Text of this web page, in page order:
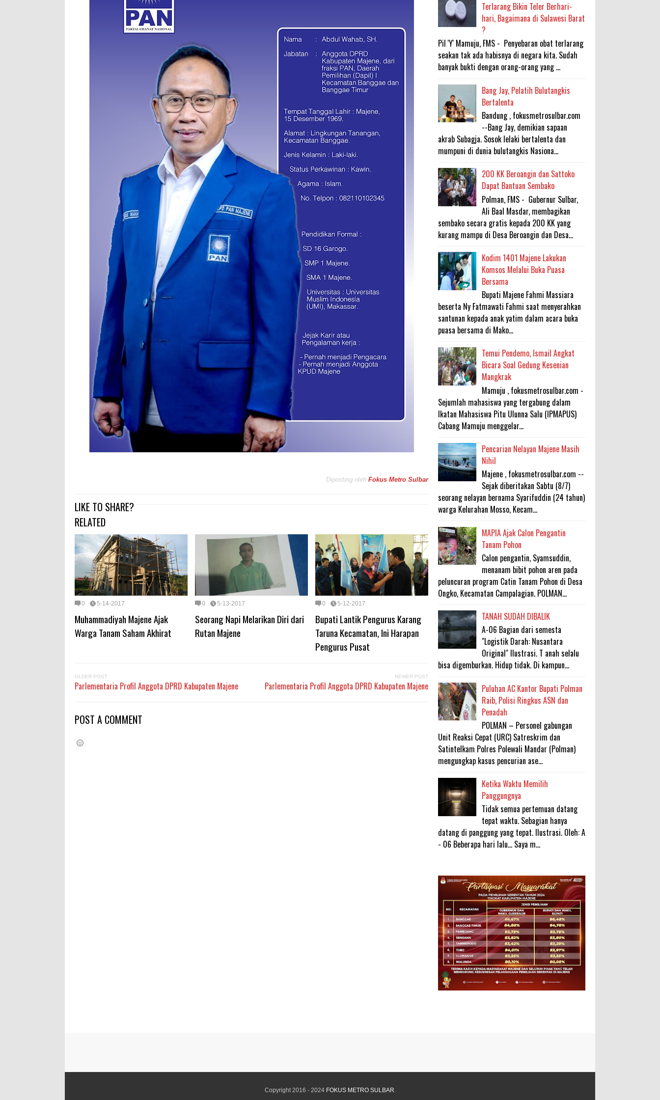
Diposting oleh Fokus Metro Sulbar
LIKE TO SHARE?
RELATED
0 5-14-2017
Muhammadiyah Majene Ajak
Warga Tanam Saham Akhirat
0 5-13-2017
Seorang Napi Melarikan Diri dari
Rutan Majene
0 5-12-2017
Bupati Lantik Pengurus Karang
Taruna Kecamatan, Ini Harapan
Pengurus Pusat
OLDER POST
Parlementaria Profil Anggota DPRD Kabupaten Majene
NEWER POST
Parlementaria Profil Anggota DPRD Kabupaten Majene
POST A COMMENT
Terlarang Bikin Teler Berhari-
hari, Bagaimana di Sulawesi Barat
?
Pil 'Y' Mamuju, FMS - Penyebaran obat terlarang
seakan tak ada habisnya di negara kita. Sudah
banyak bukti dengan orang-orang yang ...
Bang Jay, Pelatih Bulutangkis
Bertalenta
Bandung , fokusmetrosulbar.com
--Bang Jay, demikian sapaan
akrab Subagja. Sosok lelaki bertalenta dan
mumpuni di dunia bulutangkis Nasiona...
200 KK Beroangin dan Sattoko
Dapat Bantuan Sembako
Polman, FMS - Gubernur Sulbar,
Ali Baal Masdar, membagikan
sembako secara gratis kepada 200 KK yang
kurang mampu di Desa Beroangin dan Desa...
Kodim 1401 Majene Lakukan
Komsos Melalui Buka Puasa
Bersama
Bupati Majene Fahmi Massiara
beserta Ny Fatmawati Fahmi saat menyerahkan
santunan kepada anak yatim dalam acara buka
puasa bersama di Mako...
Temui Pendemo, Ismail Angkat
Bicara Soal Gedung Kesenian
Mangkrak
Mamuju , fokusmetrosulbar.com -
Sejumlah mahasiswa yang tergabung dalam
Ikatan Mahasiswa Pitu Ulunna Salu (IPMAPUS)
Cabang Mamuju menggelar...
Pencarian Nelayan Majene Masih
Nihil
Majene , fokusmetrosulbar.com --
Sejak diberitakan Sabtu (8/7)
seorang nelayan bernama Syarifuddin (24 tahun)
warga Kelurahan Mosso, Kecam...
MAPIA Ajak Calon Pengantin
Tanam Pohon
Calon pengantin, Syamsuddin,
menanam bibit pohon aren pada
peluncuran program Catin Tanam Pohon di Desa
Ongko, Kecamatan Campalagian. POLMAN...
TANAH SUDAH DIBALIK
A-06 Bagian dari semesta
"Logistik Darah: Nusantara
Original" Ilustrasi. T anah selalu
bisa digemburkan. Hidup tidak. Di kampun...
Puluhan AC Kantor Bupati Polman
Raib, Polisi Ringkus ASN dan
Penadah
POLMAN – Personel gabungan
Unit Reaksi Cepat (URC) Satreskrim dan
Satintelkam Polres Polewali Mandar (Polman)
mengungkap kasus pencurian ase...
Ketika Waktu Memilih
Panggungnya
Tidak semua pertemuan datang
tepat waktu. Sebagian hanya
datang di panggung yang tepat. Ilustrasi. Oleh: A
- 06 Beberapa hari lalu... Saya m...
Copyright 2016 - 2024 FOKUS METRO SULBAR.